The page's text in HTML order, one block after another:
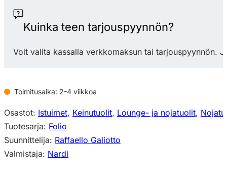
Rocking
keinujalat
Kuinka teen tarjouspyynnön?
Voit valita kassalla verkkomaksun tai tarjouspyynnön.
Toimitusaika: 2-4 viikkoa
Osastot: Istuimet, Keinutuolit, Lounge- ja nojatuolit,
Tuotesarja: Folio
Suunnittelija: Raffaello Galiotto
Valmistaja: Nardi